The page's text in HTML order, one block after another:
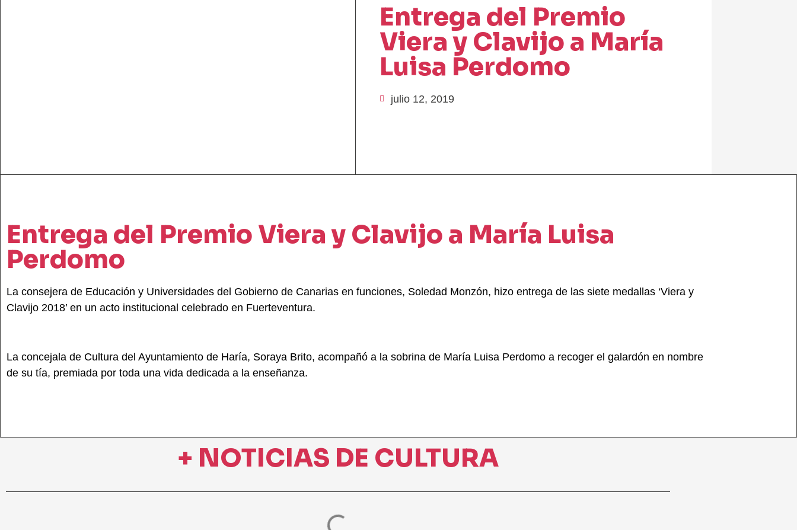
Entrega del Premio
Viera y Clavijo a María
Luisa Perdomo
julio 12, 2019
Entrega del Premio Viera y Clavijo a María Luisa
Perdomo
La consejera de Educación y Universidades del Gobierno de Canarias en funciones, Soledad Monzón, hizo entrega de las siete medallas ‘Viera y
Clavijo 2018’ en un acto institucional celebrado en Fuerteventura.
La concejala de Cultura del Ayuntamiento de Haría, Soraya Brito, acompañó a la sobrina de María Luisa Perdomo a recoger el galardón en nombre
de su tía, premiada por toda una vida dedicada a la enseñanza.
+ NOTICIAS DE CULTURA